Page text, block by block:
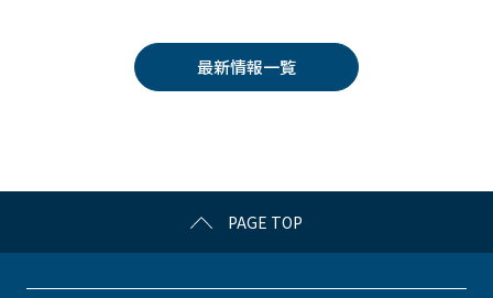
k
erk
et
n
a
最新情報一覧
PAGE TOP